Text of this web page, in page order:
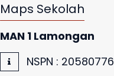
Maps Sekolah
MAN 1 Lamongan
NSPN : 20580776